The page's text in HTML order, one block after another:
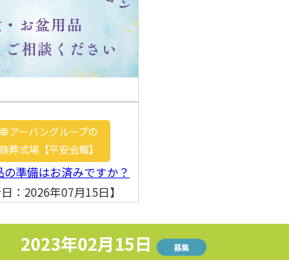
アーバングループの
葬式場【平安会館】
の準備はお済みですか？
日：2026年07月15日】
2023年02月15日 募集